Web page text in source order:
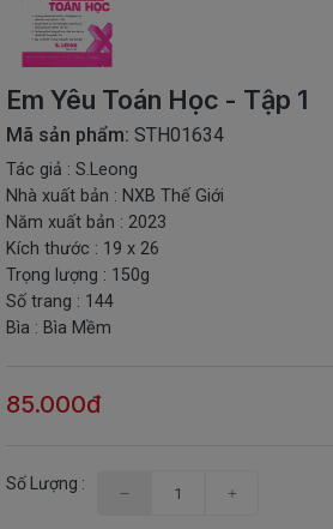
-
ĐỒ
DÙNG
SINH
QUÀ
TẶNG
-
ĐỒ
CHƠI
THIẾT
BỊ
-
Em Yêu Toán Học - Tập 1
Mã sản phẩm: STH01634
Tác giả : S.Leong
Nhà xuất bản : NXB Thế Giới
Năm xuất bản : 2023
Kích thước : 19 x 26
Trọng lượng : 150g
Số trang : 144
Bìa : Bìa Mềm
85.000đ
Số Lượng :